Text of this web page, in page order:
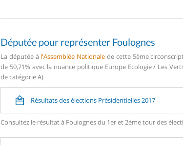
Députée pour représenter Foulognes
La députée à l'Assemblée Nationale de cette 5ème
de 50,71% avec la nuance politique Europe Ecologie / Les
de catégorie A)
Résultats des élections Présidentielles 2017
Consultez le résultat à Foulognes du 1er et 2ème tour des